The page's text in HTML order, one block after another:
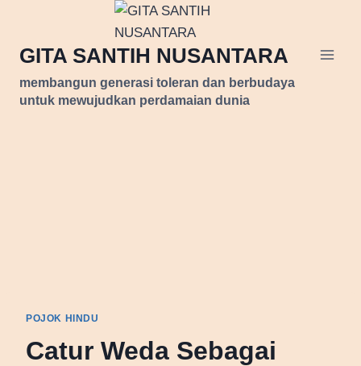
contentGITA SANTIH NUSANTARA
membangun generasi toleran dan berbudaya
untuk mewujudkan perdamaian dunia
POJOK HINDU
Catur Weda Sebagai